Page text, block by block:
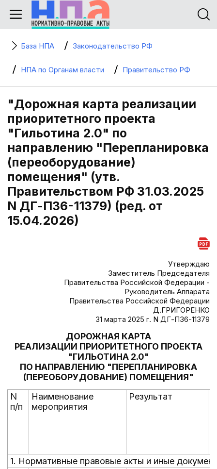
База НПА Законодательство РФ
НПА по Органам власти Правительство РФ
"Дорожная карта реализации
приоритетного проекта
"Гильотина 2.0" по
направлению "Перепланировка
(переоборудование)
помещения" (утв.
Правительством РФ 31.03.2025
N ДГ-П36-11379) (ред. от
15.04.2026)
Утверждаю
Заместитель Председателя
Правительства Российской Федерации -
Руководитель Аппарата
Правительства Российской Федерации
Д.ГРИГОРЕНКО
31 марта 2025 г. N ДГ-П36-11379
ДОРОЖНАЯ КАРТА
РЕАЛИЗАЦИИ ПРИОРИТЕТНОГО ПРОЕКТА
"ГИЛЬОТИНА 2.0"
ПО НАПРАВЛЕНИЮ "ПЕРЕПЛАНИРОВКА
(ПЕРЕОБОРУДОВАНИЕ) ПОМЕЩЕНИЯ"
N
п/п
Наименование
мероприятия
Результат
1. Нормативные правовые акты и иные